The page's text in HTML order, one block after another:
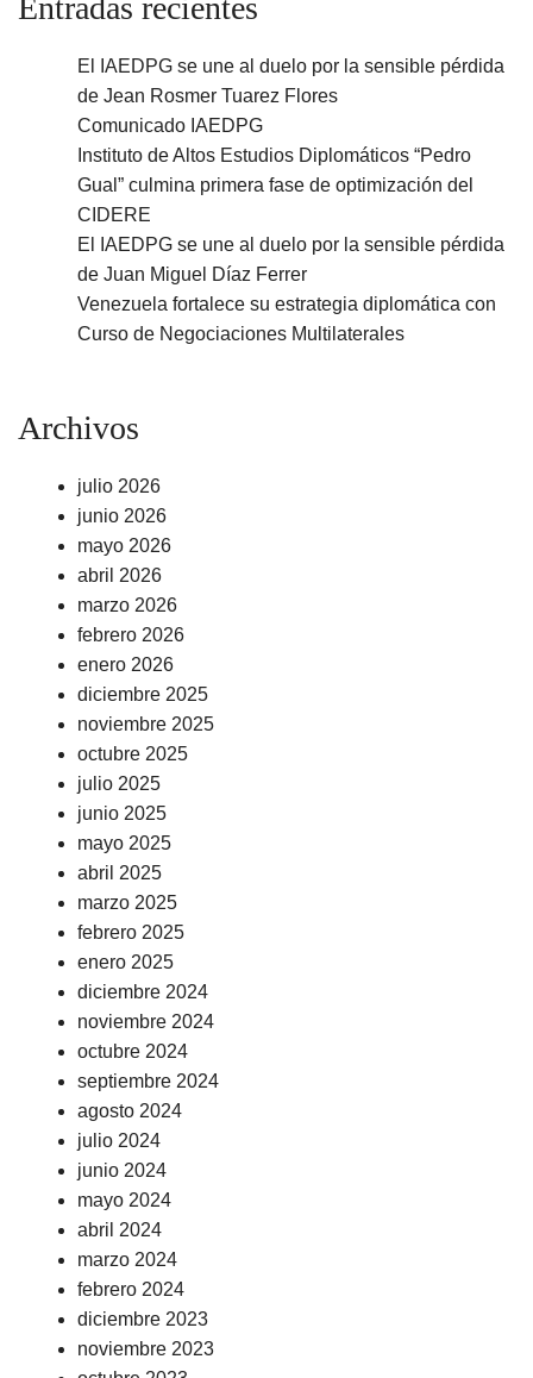
Entradas recientes
El IAEDPG se une al duelo por la sensible pérdida
de Jean Rosmer Tuarez Flores
Comunicado IAEDPG
Instituto de Altos Estudios Diplomáticos “Pedro
Gual” culmina primera fase de optimización del
CIDERE
El IAEDPG se une al duelo por la sensible pérdida
de Juan Miguel Díaz Ferrer
Venezuela fortalece su estrategia diplomática con
Curso de Negociaciones Multilaterales
Archivos
julio 2026
junio 2026
mayo 2026
abril 2026
marzo 2026
febrero 2026
enero 2026
diciembre 2025
noviembre 2025
octubre 2025
julio 2025
junio 2025
mayo 2025
abril 2025
marzo 2025
febrero 2025
enero 2025
diciembre 2024
noviembre 2024
octubre 2024
septiembre 2024
agosto 2024
julio 2024
junio 2024
mayo 2024
abril 2024
marzo 2024
febrero 2024
diciembre 2023
noviembre 2023